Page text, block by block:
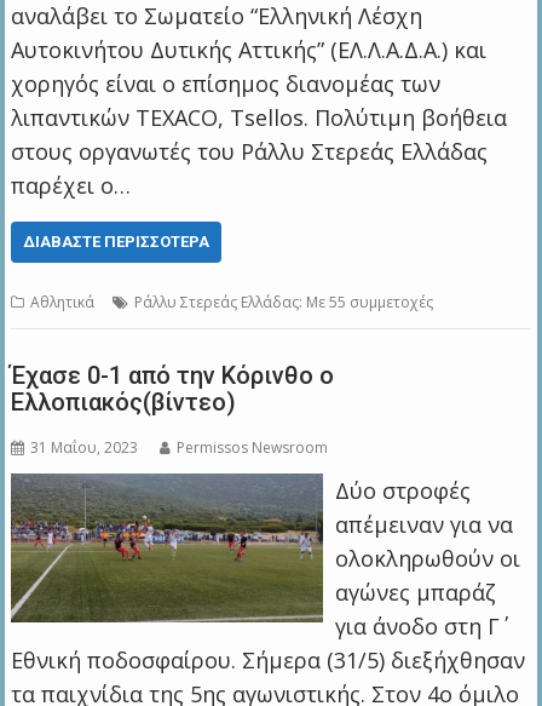
αναλάβει το Σωματείο “Ελληνική Λέσχη
Αυτοκινήτου Δυτικής Αττικής” (ΕΛ.Λ.Α.Δ.Α.) και
χορηγός είναι ο επίσημος διανομέας των
λιπαντικών TEXACO, Tsellos. Πολύτιμη βοήθεια
στους οργανωτές του Ράλλυ Στερεάς Ελλάδας
παρέχει ο…
ΔΙΑΒΆΣΤΕ ΠΕΡΙΣΣΌΤΕΡΑ
Αθλητικά Ράλλυ Στερεάς Ελλάδας: Με 55 συμμετοχές
Έχασε 0-1 από την Κόρινθο ο
Ελλοπιακός(βίντεο)
31 Μαΐου, 2023 Permissos Newsroom
Δύο στροφές
απέμειναν για να
ολοκληρωθούν οι
αγώνες μπαράζ
για άνοδο στη Γ΄
Εθνική ποδοσφαίρου. Σήμερα (31/5) διεξήχθησαν
τα παιχνίδια της 5ης αγωνιστικής. Στον 4ο όμιλο